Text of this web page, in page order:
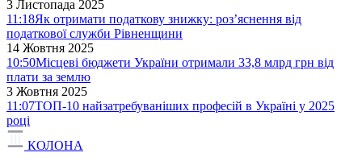
3 Листопада 2025
11:18Як отримати податкову знижку: роз’яснення від
податкової служби Рівненщини
14 Жовтня 2025
10:50Місцеві бюджети України отримали 33,8 млрд грн від
плати за землю
3 Жовтня 2025
11:07ТОП-10 найзатребуваніших професій в Україні у 2025
році
КОЛОНА